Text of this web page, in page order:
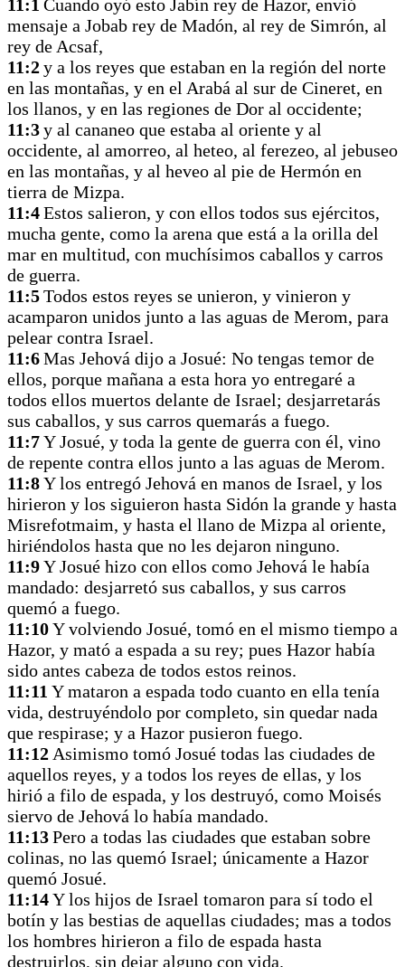
11:1 Cuando oyó esto Jabín rey de Hazor, envió
mensaje a Jobab rey de Madón, al rey de Simrón, al
rey de Acsaf,
11:2y a los reyes que estaban en la región del norte
en las montañas, y en el Arabá al sur de Cineret, en
los llanos, y en las regiones de Dor al occidente;
11:3y al cananeo que estaba al oriente y al
occidente, al amorreo, al heteo, al ferezeo, al jebuseo
en las montañas, y al heveo al pie de Hermón en
tierra de Mizpa.
11:4Estos salieron, y con ellos todos sus ejércitos,
mucha gente, como la arena que está a la orilla del
mar en multitud, con muchísimos caballos y carros
de guerra.
11:5Todos estos reyes se unieron, y vinieron y
acamparon unidos junto a las aguas de Merom, para
pelear contra Israel.
11:6Mas Jehová dijo a Josué: No tengas temor de
ellos, porque mañana a esta hora yo entregaré a
todos ellos muertos delante de Israel; desjarretarás
sus caballos, y sus carros quemarás a fuego.
11:7Y Josué, y toda la gente de guerra con él, vino
de repente contra ellos junto a las aguas de Merom.
11:8Y los entregó Jehová en manos de Israel, y los
hirieron y los siguieron hasta Sidón la grande y hasta
Misrefotmaim, y hasta el llano de Mizpa al oriente,
hiriéndolos hasta que no les dejaron ninguno.
11:9Y Josué hizo con ellos como Jehová le había
mandado: desjarretó sus caballos, y sus carros
quemó a fuego.
11:10Y volviendo Josué, tomó en el mismo tiempo a
Hazor, y mató a espada a su rey; pues Hazor había
sido antes cabeza de todos estos reinos.
11:11 Y mataron a espada todo cuanto en ella tenía
vida, destruyéndolo por completo, sin quedar nada
que respirase; y a Hazor pusieron fuego.
11:12 Asimismo tomó Josué todas las ciudades de
aquellos reyes, y a todos los reyes de ellas, y los
hirió a filo de espada, y los destruyó, como Moisés
siervo de Jehová lo había mandado.
11:13Pero a todas las ciudades que estaban sobre
colinas, no las quemó Israel; únicamente a Hazor
quemó Josué.
11:14Y los hijos de Israel tomaron para sí todo el
botín y las bestias de aquellas ciudades; mas a todos
los hombres hirieron a filo de espada hasta
destruirlos, sin dejar alguno con vida.